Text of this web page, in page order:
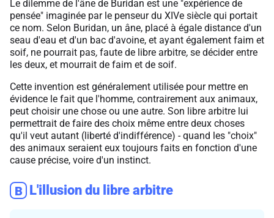
Le dilemme de l'âne de Buridan est une "expérience de
pensée" imaginée par le penseur du XIVe siècle qui portait
ce nom. Selon Buridan, un âne, placé à égale distance d'un
seau d'eau et d'un bac d'avoine, et ayant également faim et
soif, ne pourrait pas, faute de libre arbitre, se décider entre
les deux, et mourrait de faim et de soif.
Cette invention est généralement utilisée pour mettre en
évidence le fait que l'homme, contrairement aux animaux,
peut choisir une chose ou une autre. Son libre arbitre lui
permettrait de faire des choix même entre deux choses
qu'il veut autant (liberté d'indifférence) - quand les "choix"
des animaux seraient eux toujours faits en fonction d'une
cause précise, voire d'un instinct.
B L'illusion du libre arbitre